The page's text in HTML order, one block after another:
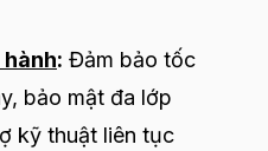
hành: Đảm bảo tốc
bảo mật đa lớp
kỹ thuật liên tục